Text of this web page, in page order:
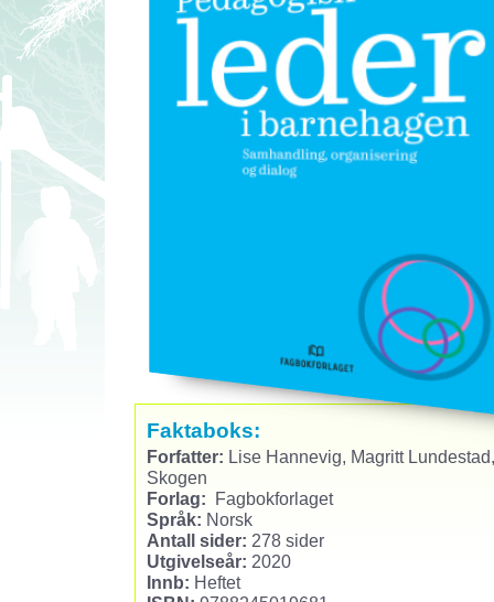
Faktaboks:
Forfatter: Lise Hannevig, Magritt
Skogen
Forlag: Fagbokforlaget
Språk: Norsk
Antall sider: 278 sider
Utgivelseår: 2020
Innb: Heftet